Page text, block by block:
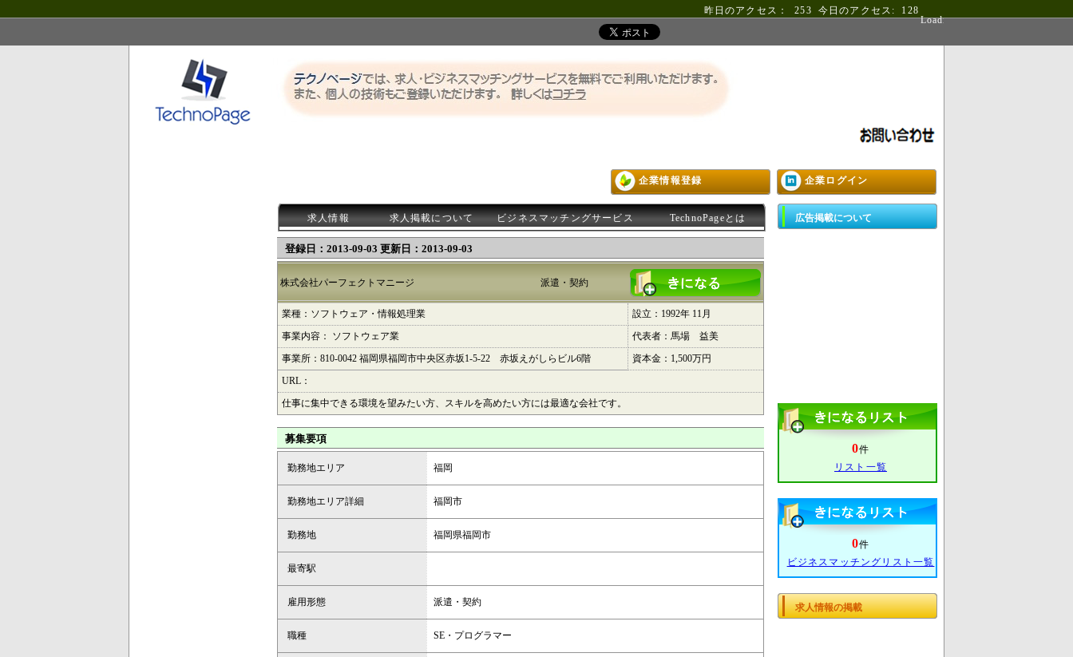
昨日のアクセス： 253 今日のアクセス:
128
Loading
企業情報登録 企業ログイン
広告掲載について
0件
リスト一覧
0件
ビジネスマッチングリスト一覧
求人情報の掲載
求人情報 求人掲載について ビジネスマッチングサービス TechnoPageとは
登録日：2013-09-03 更新日：2013-09-03
株式会社パーフェクトマニージ 派遣・契約
業種：ソフトウェア・情報処理業
設立：1992年 11月
事業内容： ソフトウェア業
代表者：馬場 益美
事業所：810-0042 福岡県福岡市中央区赤坂1-5-22 赤坂えがしらビル6階
資本金：1,500万円
URL：
仕事に集中できる環境を望みたい方、スキルを高めたい方には最適な会社です。
募集要項
勤務地エリア 福岡
勤務地エリア詳細 福岡市
勤務地 福岡県福岡市
最寄駅
雇用形態 派遣・契約
職種 SE・プログラマー